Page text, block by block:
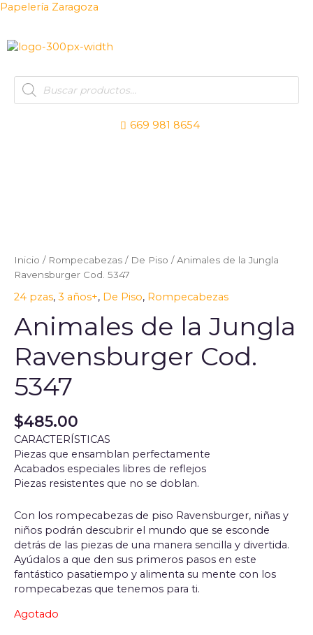
Ir
Papelería Zaragoza
Products
search
669 981 8654
Inicio / Rompecabezas / De Piso / Animales de la Jungla
Ravensburger Cod. 5347
24 pzas, 3 años+, De Piso, Rompecabezas
Animales de la Jungla
Ravensburger Cod.
5347
$485.00
CARACTERÍSTICAS
Piezas que ensamblan perfectamente
Acabados especiales libres de reflejos
Piezas resistentes que no se doblan.
Con los rompecabezas de piso Ravensburger, niñas y
niños podrán descubrir el mundo que se esconde
detrás de las piezas de una manera sencilla y divertida.
Ayúdalos a que den sus primeros pasos en este
fantástico pasatiempo y alimenta su mente con los
rompecabezas que tenemos para ti.
Agotado